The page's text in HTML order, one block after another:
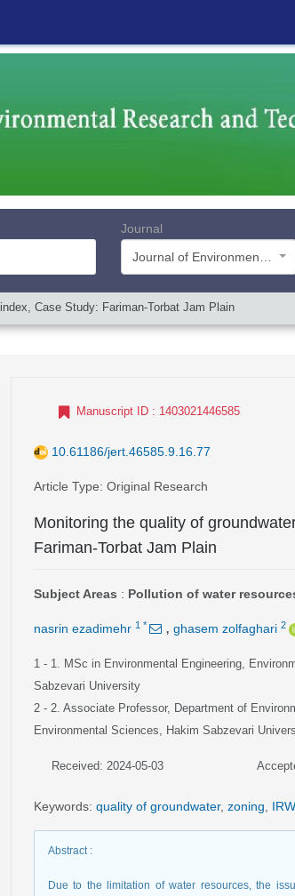
Journal
Case Study: Fariman-Torbat Jam Plain
Manuscript ID : 1403021446585
10.61186/jert.46585.9.16.77
Article Type: Original Research
Monitoring the quality of
Fariman-Torbat Jam Plain
Subject Areas : Pollution of water
nasrin ezadimehr 1 * , ghasem zolfaghari 2
1 - 1. MSc in Environmental Engineering,
Sabzevari University
2 - 2. Associate Professor, Department of
Environmental Sciences, Hakim Sabzevari
Received: 2024-05-03
Keywords: quality of groundwater, zoning
Abstract:
Due to the limitation of water resources, the